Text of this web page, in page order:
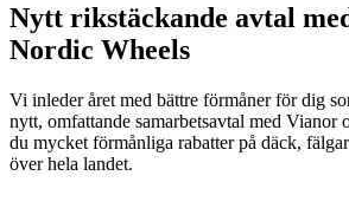
Nytt rikstäckande avtal
Nordic Wheels
Vi inleder året med bättre förmåner för dig
nytt, omfattande samarbetsavtal med Vianor
du mycket förmånliga rabatter på däck,
över hela landet.